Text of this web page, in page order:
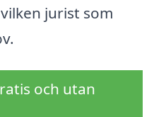
jurist som
och utan